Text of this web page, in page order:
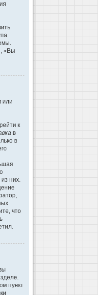
«Вы
или
к
в
в
них.
что
пункт